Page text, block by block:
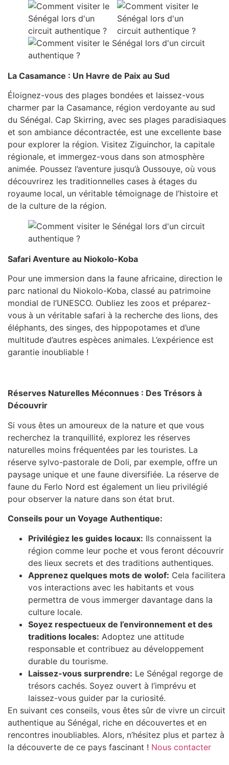
La Casamance : Un Havre de Paix au Sud
Éloignez-vous des plages bondées et laissez-vous
charmer par la Casamance, région verdoyante au sud
du Sénégal. Cap Skirring, avec ses plages paradisiaques
et son ambiance décontractée, est une excellente base
pour explorer la région. Visitez Ziguinchor, la capitale
régionale, et immergez-vous dans son atmosphère
animée. Poussez l’aventure jusqu’à Oussouye, où vous
découvrirez les traditionnelles cases à étages du
royaume local, un véritable témoignage de l’histoire et
de la culture de la région.
Safari Aventure au Niokolo-Koba
Pour une immersion dans la faune africaine, direction le
parc national du Niokolo-Koba, classé au patrimoine
mondial de l’UNESCO. Oubliez les zoos et préparez-
vous à un véritable safari à la recherche des lions, des
éléphants, des singes, des hippopotames et d’une
multitude d’autres espèces animales. L’expérience est
garantie inoubliable !
Réserves Naturelles Méconnues : Des Trésors à
Découvrir
Si vous êtes un amoureux de la nature et que vous
recherchez la tranquillité, explorez les réserves
naturelles moins fréquentées par les touristes. La
réserve sylvo-pastorale de Doli, par exemple, offre un
paysage unique et une faune diversifiée. La réserve de
faune du Ferlo Nord est également un lieu privilégié
pour observer la nature dans son état brut.
Conseils pour un Voyage Authentique:
Privilégiez les guides locaux: Ils connaissent la
région comme leur poche et vous feront découvrir
des lieux secrets et des traditions authentiques.
Apprenez quelques mots de wolof: Cela facilitera
vos interactions avec les habitants et vous
permettra de vous immerger davantage dans la
culture locale.
Soyez respectueux de l’environnement et des
traditions locales: Adoptez une attitude
responsable et contribuez au développement
durable du tourisme.
Laissez-vous surprendre: Le Sénégal regorge de
trésors cachés. Soyez ouvert à l’imprévu et
laissez-vous guider par la curiosité.
En suivant ces conseils, vous êtes sûr de vivre un circuit
authentique au Sénégal, riche en découvertes et en
rencontres inoubliables. Alors, n’hésitez plus et partez à
la découverte de ce pays fascinant ! Nous contacter